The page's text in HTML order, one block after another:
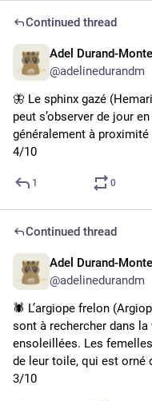
Continued thread
Adel Durand-
@adelinedurandm
🦋 Le sphinx gazé
peut s’observer de jour
généralement à proximité
4/10
1 0
Continued thread
Adel Durand-
@adelinedurandm
🕷️ L’argiope frelon
sont à rechercher dans la
ensoleillées. Les
de leur toile, qui est orné
3/10